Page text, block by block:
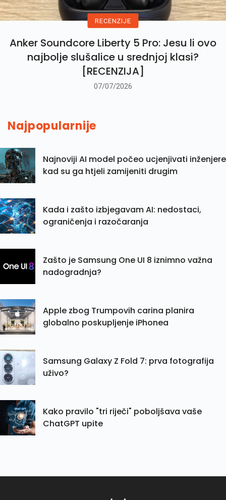
RECENZIJE
Anker Soundcore Liberty 5 Pro: Jesu li ovo
najbolje slušalice u srednjoj klasi?
[RECENZIJA]
07/07/2026
Najpopularnije
Najnoviji AI model počeo ucjenjivati inženjere
kad su ga htjeli zamijeniti drugim
Kada i zašto izbjegavam AI: nedostaci,
ograničenja i razočaranja
Zašto je Samsung One UI 8 iznimno važna
nadogradnja?
Apple zbog Trumpovih carina planira
globalno poskupljenje iPhonea
Samsung Galaxy Z Fold 7: prva fotografija
uživo?
Kako pravilo "tri riječi" poboljšava vaše
ChatGPT upite